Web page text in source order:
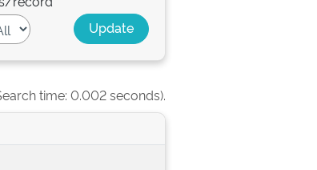
time: 0.002 seconds).